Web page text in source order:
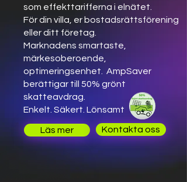
som effekttarifferna i elnätet.
För din villa, er bostadsrättsförening
eller ditt företag.
Marknadens smartaste,
märkesoberoende,
optimeringsenhet. AmpSaver
berättigar till 50% grönt
skatteavdrag.
Enkelt. Säkert. Lönsamt
Läs mer Kontakta oss